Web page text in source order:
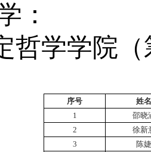
：
哲学学院（
序号
姓名
1
邵晓
2
徐新
3
陈婕